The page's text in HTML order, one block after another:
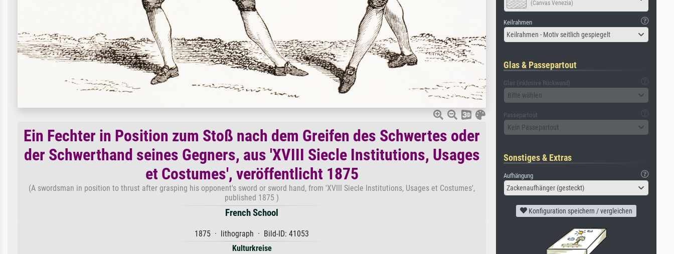
Ein Fechter in Position zum Stoß nach dem Greifen des Schwertes oder
der Schwerthand seines Gegners, aus 'XVIII Siecle Institutions, Usages
et Costumes', veröffentlicht 1875
(A swordsman in position to thrust after grasping his opponent's sword or sword hand, from 'XVIII Siecle Institutions, Usages et Costumes',
published 1875 )
French School
1875 · lithograph · Bild-ID: 41053
Kulturkreise
(Canvas Venezia)
Keilrahmen
Keilrahmen - Motiv seitlich gespiegelt
Glas & Passepartout
Glas (inklusive Rückwand)
Bitte wählen
Passepartout
Kein Passepartout
Sonstiges & Extras
Aufhängung
Zackenaufhänger (gesteckt)
Konfiguration speichern / vergleichen